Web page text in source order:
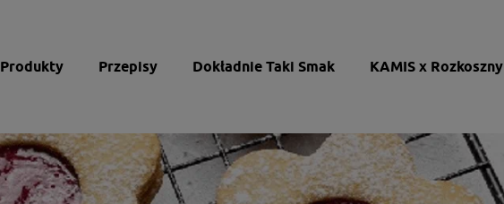
Produkty Przepisy Dokładnie Taki Smak KAMIS x Rozkoszny